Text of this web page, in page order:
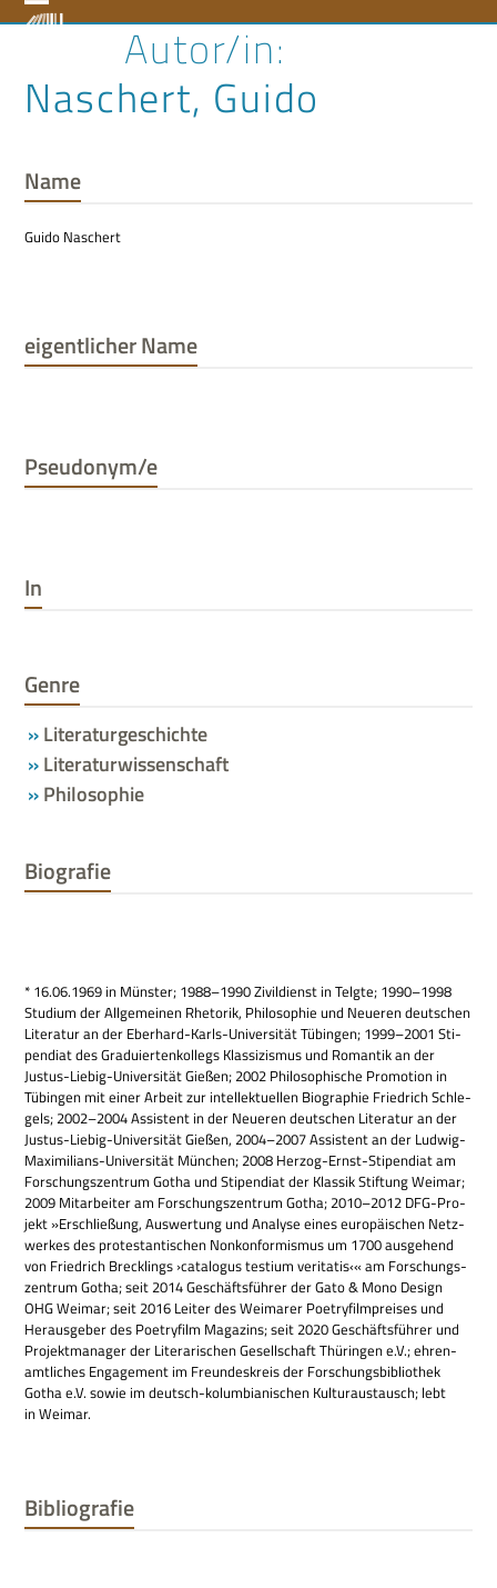
to Open
menu
Close
menu
Naschert, Guido
Name
Guido Naschert
eigentlicher Name
Pseudonym/e
In
Genre
Literaturgeschichte
Literaturwissenschaft
Philosophie
Biografie
* 16.06.1969 in Mün­ster; 1988–1990 Zivil­dienst in Telgte; 1990–1998
Stu­dium der All­ge­mei­nen Rhe­to­rik, Phi­lo­so­phie und Neue­ren deut­schen
Lite­ra­tur an der Eber­hard-Karls-Uni­ver­si­tät Tübin­gen; 1999–2001 Sti­
pen­diat des Gra­du­ier­ten­kol­legs Klas­si­zis­mus und Roman­tik an der
Justus-Lie­big-Uni­ver­si­tät Gie­ßen; 2002 Phi­lo­so­phi­sche Pro­mo­tion in
Tübin­gen mit einer Arbeit zur intel­lek­tu­el­len Bio­gra­phie Fried­rich Schle­
gels; 2002–2004 Assi­stent in der Neue­ren deut­schen Lite­ra­tur an der
Justus-Lie­big-Uni­ver­si­tät Gie­ßen, 2004–2007 Assi­stent an der Lud­wig-
Maxi­mi­li­ans-Uni­ver­si­tät Mün­chen; 2008 Her­zog-Ernst-Sti­pen­diat am
For­schungs­zen­trum Gotha und Sti­pen­diat der Klas­sik Stif­tung Wei­mar;
2009 Mit­ar­bei­ter am For­schungs­zen­trum Gotha; 2010–2012 DFG-Pro­
jekt »Erschlie­ßung, Aus­wer­tung und Ana­lyse eines euro­päi­schen Netz­
wer­kes des pro­te­stan­ti­schen Non­kon­for­mis­mus um 1700 aus­ge­hend
von Fried­rich Breck­lings ›cata­lo­gus tes­tium veri­ta­tis‹« am For­schungs­
zen­trum Gotha; seit 2014 Geschäfts­füh­rer der Gato & Mono Design
OHG Wei­mar; seit 2016 Lei­ter des Wei­ma­rer Poet­ry­film­prei­ses und
Her­aus­ge­ber des Poet­ry­film Maga­zins; seit 2020 Geschäfts­füh­rer und
Pro­jekt­ma­na­ger der Lite­ra­ri­schen Gesell­schaft Thü­rin­gen e.V.; ehren­
amt­li­ches Enga­ge­ment im Freun­des­kreis der For­schungs­bi­blio­thek
Gotha e.V. sowie im deutsch-kolum­bia­ni­schen Kul­tur­aus­tausch; lebt
in Weimar.
Bibliografie